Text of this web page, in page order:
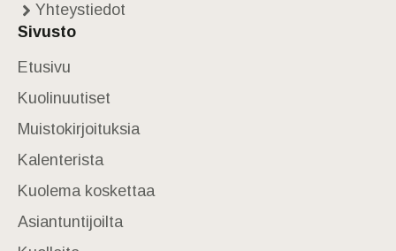
Yhteystiedot
Sivusto
Etusivu
Kuolinuutiset
Muistokirjoituksia
Kalenterista
Kuolema koskettaa
Asiantuntijoilta